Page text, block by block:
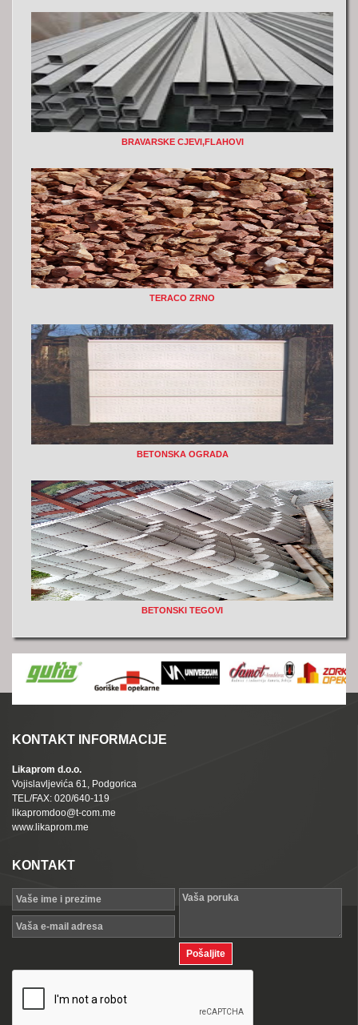
BRAVARSKE CJEVI,FLAHOVI
TERACO ZRNO
BETONSKA OGRADA
BETONSKI TEGOVI
KONTAKT INFORMACIJE
Likaprom d.o.o.
Vojislavljevića 61, Podgorica
TEL/FAX: 020/640-119
likapromdoo@t-com.me
www.likaprom.me
KONTAKT